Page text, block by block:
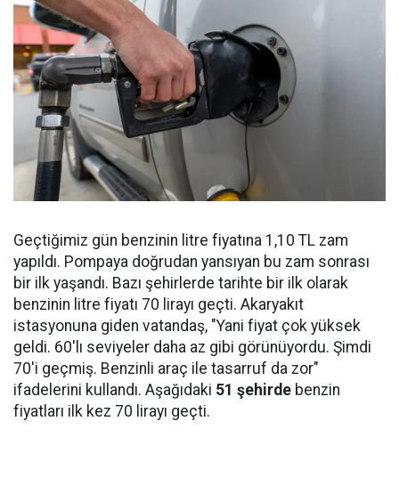
Geçtiğimiz gün benzinin litre fiyatına 1,10 TL zam
yapıldı. Pompaya doğrudan yansıyan bu zam sonrası
bir ilk yaşandı. Bazı şehirlerde tarihte bir ilk olarak
benzinin litre fiyatı 70 lirayı geçti. Akaryakıt
istasyonuna giden vatandaş, "Yani fiyat çok yüksek
geldi. 60'lı seviyeler daha az gibi görünüyordu. Şimdi
70'i geçmiş. Benzinli araç ile tasarruf da zor"
ifadelerini kullandı. Aşağıdaki 51 şehirde benzin
fiyatları ilk kez 70 lirayı geçti.